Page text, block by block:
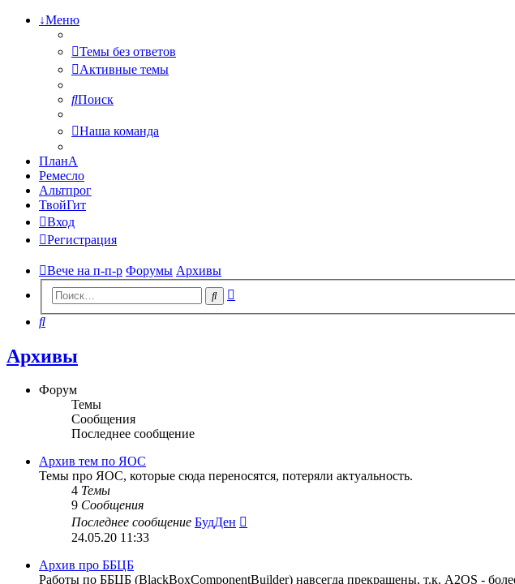
↓Меню
Темы без ответов
Активные темы
Поиск
Наша команда
ПланА
Ремесло
Альтпрог
ТвойГит
Вход
Регистрация
Вече на п-п-р Форумы Архивы
Поиск
Поиск
Архивы
Форум
Темы
Сообщения
Последнее сообщение
Архив тем по ЯОС
Темы про ЯОС, которые сюда переносятся, потеряли актуальность.
4 Темы
9 Сообщения
Последнее сообщение БудДен
24.05.20 11:33
Архив про ББЦБ
Работы по ББЦБ (BlackBoxComponentBuilder) навсегда прекращены, т.к. A2OS -